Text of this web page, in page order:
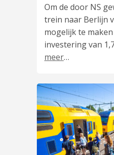
Om de door NS
trein naar Berlijn
mogelijk te
investering van
meer…